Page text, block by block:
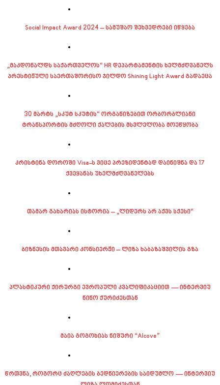
Social Impact Award 2024 – სამუშაო შეხვედრები იწყება
„მაკდონალდს საქართველოს“ HR დეპარტამენტის ხელმძღვანელს
პრესტიჟული საერთაშორისო ჯილდო Shining Light Award გადაეცა
30 მარტს „სკუტ სკუტის“ ორგანიზებით ორბორბლიანი
ტრანსპორტის მძღოლი ქალების მსვლელობა მოეწყობა
კრისტინა დოროში Visa-ს ვიცე პრეზიდენტად დაინიშნა და 17
ქვეყანას უხელმძღვანელებს
თამარ გახარიას ისტორია – „ლიდერს არ აქვს სქესი“
ბიზნესის მთავარი კონსიერჟი – ლიზა ხაბაზაშვილის გზა
პლასტიკური ქირურგი ევროპული კვალიფიკაციით — ინტერვიუ
ნინო ქურიძესთან
მაია გოგოხიას ნიშური “Alcove”
წრთვნა, როგორც ძაღლების ბედნიერების საიდუმლო — ინტერვიუ